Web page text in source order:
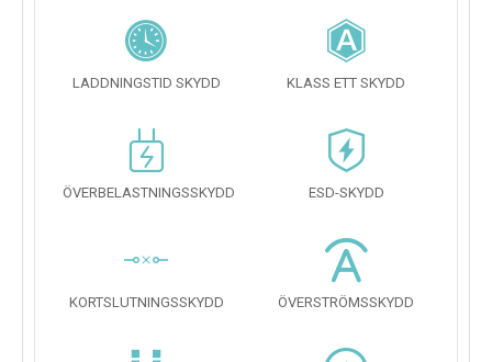
LADDNINGSTID SKYDD KLASS ETT SKYDD
ÖVERBELASTNINGSSKYDD ESD-SKYDD
KORTSLUTNINGSSKYDD ÖVERSTRÖMSSKYDD